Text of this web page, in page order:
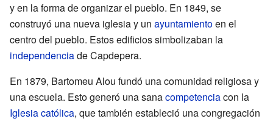
y en la forma de organizar el pueblo. En 1849, se
construyó una nueva iglesia y un ayuntamientoen el
centro del pueblo. Estos edificios simbolizaban la
independenciade Capdepera.
En 1879, Bartomeu Alou fundó una comunidad religiosa y
una escuela. Esto generó una sanacompetenciacon la
Iglesia católica, que también estableció una congregación